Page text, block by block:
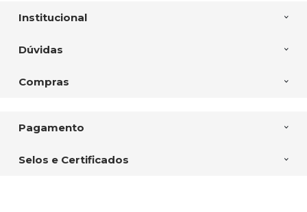
Institucional
Dúvidas
Compras
Pagamento
Selos e Certificados